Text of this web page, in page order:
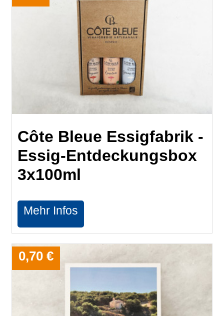
Côte Bleue Essigfabrik -
Essig-Entdeckungsbox
3x100ml
Mehr Infos
0,70 €